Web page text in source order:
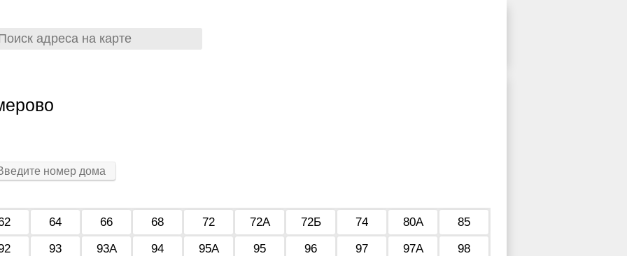
64 66 68 72 72А 72Б 74 80А
85
93 93А 94 95А 95 96 97 97А
98